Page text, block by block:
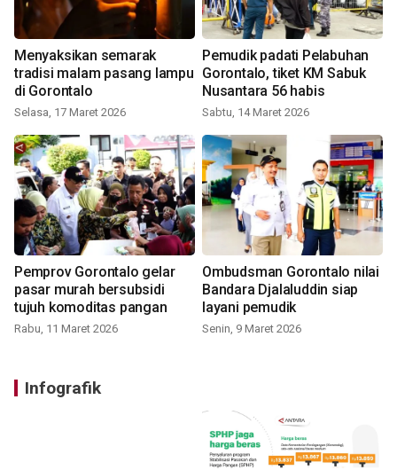
Menyaksikan semarak
tradisi malam pasang lampu
di Gorontalo
Selasa, 17 Maret 2026
Pemudik padati Pelabuhan
Gorontalo, tiket KM Sabuk
Nusantara 56 habis
Sabtu, 14 Maret 2026
Pemprov Gorontalo gelar
pasar murah bersubsidi
tujuh komoditas pangan
Rabu, 11 Maret 2026
Ombudsman Gorontalo nilai
Bandara Djalaluddin siap
layani pemudik
Senin, 9 Maret 2026
Infografik